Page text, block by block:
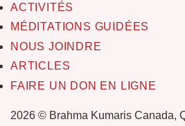
ACTIVITÉS
MÉDITATIONS GUIDÉES
NOUS JOINDRE
ARTICLES
FAIRE UN DON EN LIGNE
2026 © Brahma Kumaris Canada,